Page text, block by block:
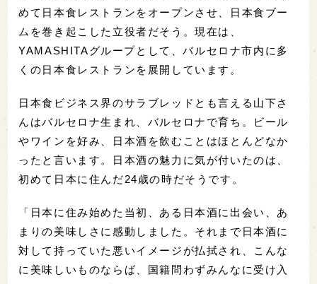
めて日本食レストランをオープンさせ、日本食ブー
ムを巻き起こした立役者だそう。現在は、
YAMASHITAグループとして、バルセロナ市内に多
くの日本食レストランを展開しています。
日本食ビジネス界のサラブレッドとも言える山下さ
んはバルセロナ生まれ、バルセロナで育ち。ビール
やワインを好み、日本酒を飲むことはほとんどなか
ったと言います。日本酒の魅力に気が付いたのは、
初めて日本に住んだ24歳の時だそうです。
「日本に住み始めた当初、ある日本酒に出会い、あ
まりの美味しさに感動しました。それまで日本酒に
対して持っていた悪いイメージが払拭され、こんな
に美味しいものならば、国籍問わずみんなに受け入